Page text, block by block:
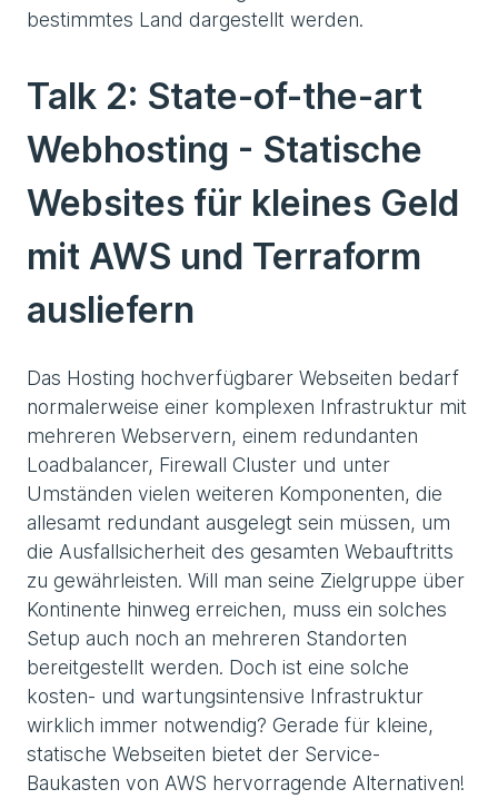
bestimmtes Land dargestellt werden.
Talk 2: State-of-the-art
Webhosting - Statische
Websites für kleines Geld
mit AWS und Terraform
ausliefern
Das Hosting hochverfügbarer Webseiten bedarf
normalerweise einer komplexen Infrastruktur mit
mehreren Webservern, einem redundanten
Loadbalancer, Firewall Cluster und unter
Umständen vielen weiteren Komponenten, die
allesamt redundant ausgelegt sein müssen, um
die Ausfallsicherheit des gesamten Webauftritts
zu gewährleisten. Will man seine Zielgruppe über
Kontinente hinweg erreichen, muss ein solches
Setup auch noch an mehreren Standorten
bereitgestellt werden. Doch ist eine solche
kosten- und wartungsintensive Infrastruktur
wirklich immer notwendig? Gerade für kleine,
statische Webseiten bietet der Service-
Baukasten von AWS hervorragende Alternativen!